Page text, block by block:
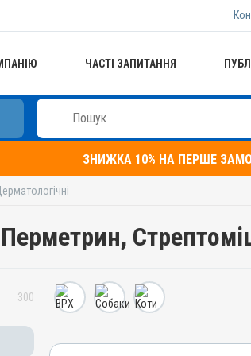
ЧАСТІ ЗАПИТАННЯ
ЗНИЖКА 10% НА ПЕРШЕ
300